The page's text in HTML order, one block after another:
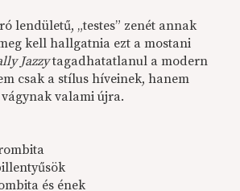
lendületű, „testes” zenét annak
kell hallgatnia ezt a mostani
Jazzytagadhatatlanul a modern
csak a stílus híveinek, hanem
valami újra.
és ének